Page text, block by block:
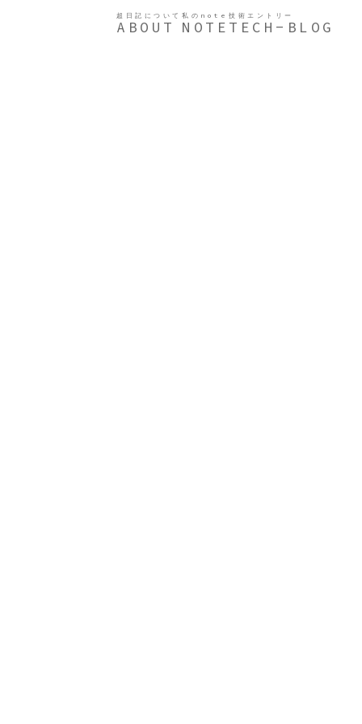
超日記について
ABOUT
私のnote
NOTE
技術エントリー
TECH-BLOG